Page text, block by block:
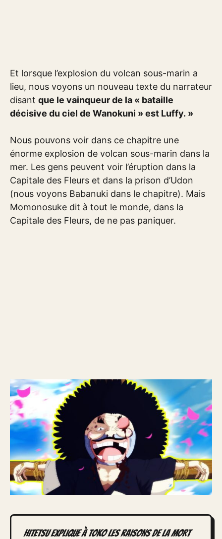
Et lorsque l’explosion du volcan sous-marin a
lieu, nous voyons un nouveau texte du narrateur
disant que le vainqueur de la « bataille
décisive du ciel de Wanokuni » est Luffy. »
Nous pouvons voir dans ce chapitre une
énorme explosion de volcan sous-marin dans la
mer. Les gens peuvent voir l’éruption dans la
Capitale des Fleurs et dans la prison d’Udon
(nous voyons Babanuki dans le chapitre). Mais
Momonosuke dit à tout le monde, dans la
Capitale des Fleurs, de ne pas paniquer.
Hitetsu explique à Toko les raisons de la mort